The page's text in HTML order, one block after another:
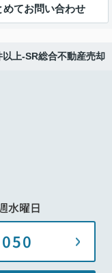
めてお問い合わせ
上-SR総合不動産売却
水曜日